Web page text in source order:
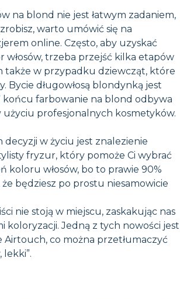
na blond nie jest łatwym zadaniem,
warto umówić się na
online. Często, aby uzyskać
włosów, trzeba przejść kilka etapów
także w przypadku dziewcząt, które
Bycie długowłosą blondynką jest
końcu farbowanie na blond odbywa
użyciu profesjonalnych kosmetyków.
decyzji w życiu jest znalezienie
fryzur, który pomoże Ci wybrać
koloru włosów, bo to prawie 90%
że będziesz po prostu niesamowicie
nie stoją w miejscu, zaskakując nas
koloryzacji. Jedną z tych nowości jest
Airtouch, co można przetłumaczyć
lekki”.